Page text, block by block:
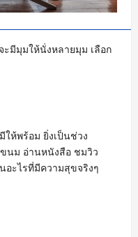
จะมีมุมให้นั่งหลายมุม เลือก
ให้พร้อม ยิ่งเป็นช่วง
นม อ่านหนังสือ ชมวิว
อะไรที่มีความสุขจริงๆ